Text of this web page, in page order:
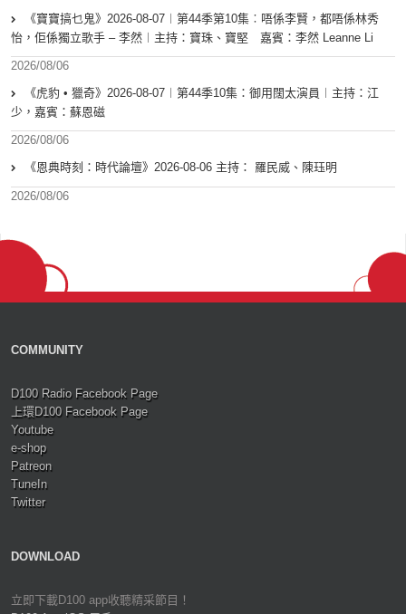
《寶寶搞乜鬼》2026-08-07︱第44季第10集︰唔係李賢，都唔係林秀
怡，佢係獨立歌手 – 李然︱主持：寶珠、寶堅 嘉賓：李然 Leanne Li
2026/08/06
《虎豹 • 獵奇》2026-08-07︱第44季10集：御用闊太演員︱主持：江
少，嘉賓：蘇恩磁
2026/08/06
《恩典時刻：時代論壇》2026-08-06 主持： 羅民威、陳珏明
2026/08/06
COMMUNITY
D100 Radio Facebook Page
上環D100 Facebook Page
Youtube
e-shop
Patreon
TuneIn
Twitter
DOWNLOAD
立即下載D100 app收聽精采節目！